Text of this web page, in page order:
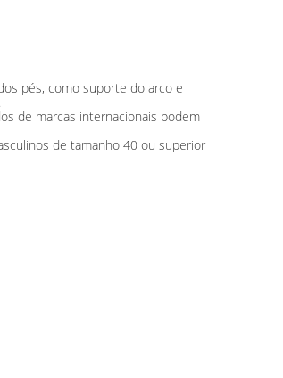
pés, como suporte do arco e
​​de marcas internacionais podem
de tamanho 40 ou superior